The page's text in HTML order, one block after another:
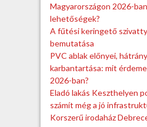
Magyarországon 2026-
lehetőségek?
A fűtési keringető
bemutatása
PVC ablak előnyei,
karbantartása: mit
2026-ban?
Eladó lakás Keszthelyen
számít még a jó
Korszerű irodaház